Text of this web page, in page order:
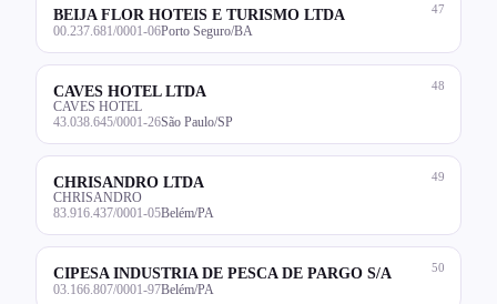
47
BEIJA FLOR HOTEIS E TURISMO LTDA
00.237.681/0001-06Porto Seguro/BA
48
CAVES HOTEL LTDA
CAVES HOTEL
43.038.645/0001-26São Paulo/SP
49
CHRISANDRO LTDA
CHRISANDRO
83.916.437/0001-05Belém/PA
50
CIPESA INDUSTRIA DE PESCA DE PARGO S/A
03.166.807/0001-97Belém/PA